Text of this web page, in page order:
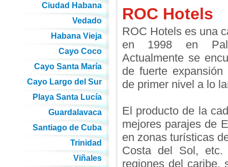
ROC Hotels
ROC Hotels es una
en 1998 en
Actualmente se
de fuerte
de primer nivel a lo
El producto de la
mejores parajes de
en zonas turísticas
Costa del Sol, etc.
regiones del caribe,
Ciudad Habana
Vedado
Habana Vieja
Cayo Coco
Cayo Santa María
Cayo Largo del Sur
Playa Santa Lucía
Guardalavaca
Santiago de Cuba
Trinidad
Viñales